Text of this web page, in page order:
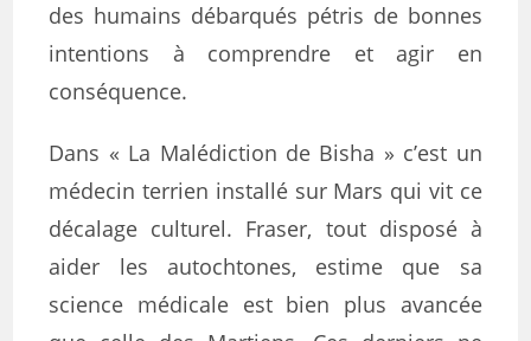
des humains débarqués pétris de bonnes
intentions à comprendre et agir en
conséquence.
Dans « La Malédiction de Bisha » c’est un
médecin terrien installé sur Mars qui vit ce
décalage culturel. Fraser, tout disposé à
aider les autochtones, estime que sa
science médicale est bien plus avancée